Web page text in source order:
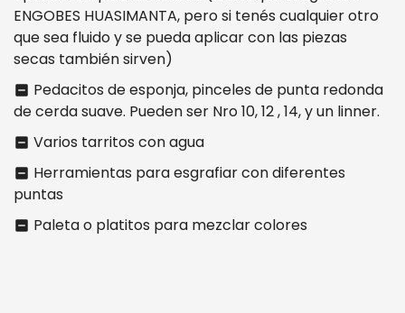
ENGOBES HUASIMANTA, pero si tenés cualquier otro
que sea fluido y se pueda aplicar con las piezas
secas también sirven)
indeterminate_check_box Pedacitos de esponja, pinceles de punta redonda
de cerda suave. Pueden ser Nro 10, 12 , 14, y un linner.
indeterminate_check_box Varios tarritos con agua
indeterminate_check_box Herramientas para esgrafiar con diferentes
puntas
indeterminate_check_box Paleta o platitos para mezclar colores